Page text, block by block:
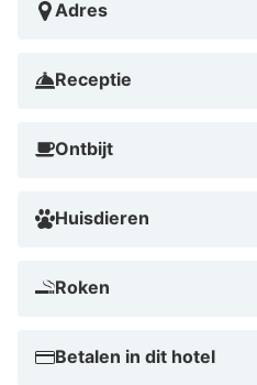
Adres
Receptie
Ontbijt
Huisdieren
Roken
Betalen in dit hotel